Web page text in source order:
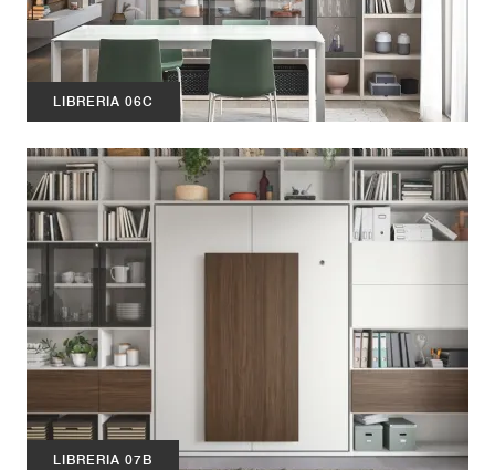
LIBRERIA 06C
LIBRERIA 07B